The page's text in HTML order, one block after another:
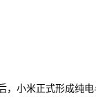
小米正式形成纯